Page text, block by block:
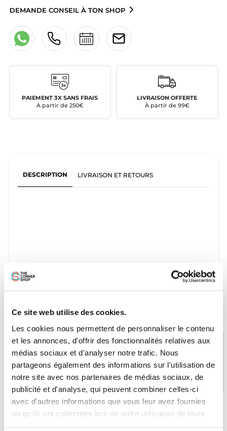
Ce site web utilise des cookies.
Les cookies nous permettent de personnaliser le contenu
et les annonces, d'offrir des fonctionnalités relatives aux
médias sociaux et d'analyser notre trafic. Nous
partageons également des informations sur l'utilisation de
notre site avec nos partenaires de médias sociaux, de
publicité et d'analyse, qui peuvent combiner celles-ci
avec d'autres informations que vous leur avez fournies
ou qu'ils ont collectées lors de votre utilisation de leurs
DEMANDE CONSEIL À TON SHOP
PAIEMENT 3X SANS FRAIS
À partir de 250€
LIVRAISON OFFERTE
À partir de 99€
DESCRIPTION LIVRAISON ET RETOURS
PAIEMENT SÉCURISÉ
CB, VISA, Mastercard, ALMA
STOCK EN TEMPS RÉEL
Plus de 5000 produits en stock